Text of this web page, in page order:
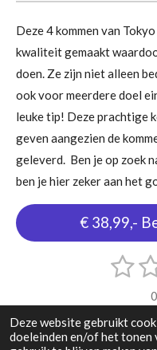
Deze website gebruikt
doeleinden en/of het
Deze 4 kommen van
kwaliteit gemaakt
doen. Ze zijn niet alleen
ook voor meerdere doel
leuke tip! Deze prachtige
geven aangezien de
geleverd. Ben je op zoek
ben je hier zeker aan het
€ 38,99,-
t
i
1
t
e
2
t
e